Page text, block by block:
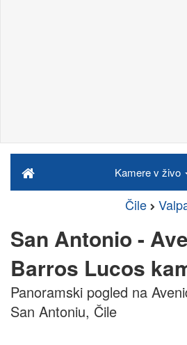
Kamere v živo
Čile
San Antonio -
Barros Lucos
Panoramski pogled na
San Antoniu, Čile